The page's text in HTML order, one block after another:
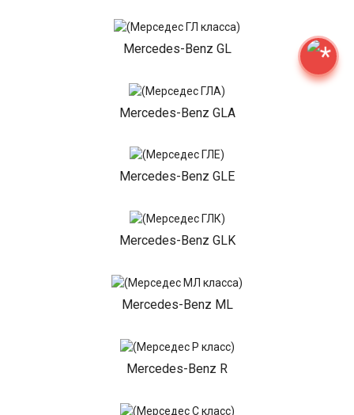
Mercedes-Benz GL
Mercedes-Benz GLA
Mercedes-Benz GLE
Mercedes-Benz GLK
Mercedes-Benz ML
Mercedes-Benz R